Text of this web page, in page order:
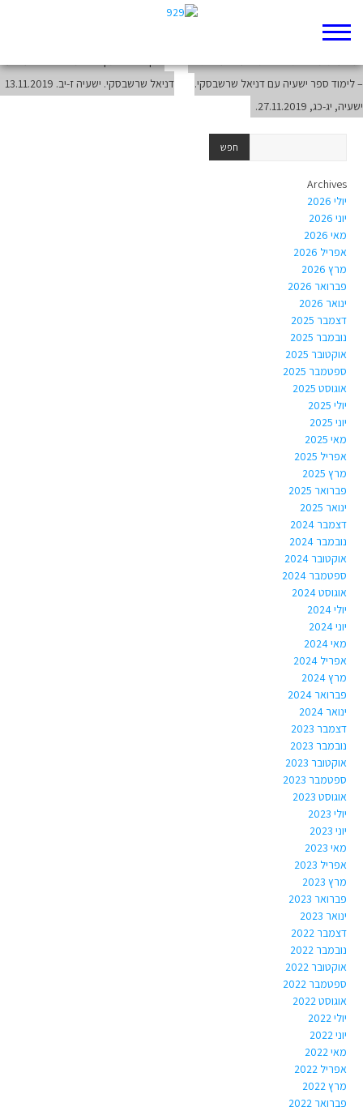
לימוד תנך כזהות: שיעור לסטודנטים מכרם עם רעות פוקס. 27.11.2019
– לימוד ספר ישעיה עם דניאל שרשבסקי.
ישעיה, יג-כג, 27.11.2019.
דניאל שרשבסקי. ישעיה ז-יב. 13.11.2019
Archives
יולי 2026
יוני 2026
מאי 2026
אפריל 2026
מרץ 2026
פברואר 2026
ינואר 2026
דצמבר 2025
נובמבר 2025
אוקטובר 2025
ספטמבר 2025
אוגוסט 2025
יולי 2025
יוני 2025
מאי 2025
אפריל 2025
מרץ 2025
פברואר 2025
ינואר 2025
דצמבר 2024
נובמבר 2024
אוקטובר 2024
ספטמבר 2024
אוגוסט 2024
יולי 2024
יוני 2024
מאי 2024
אפריל 2024
מרץ 2024
פברואר 2024
ינואר 2024
דצמבר 2023
נובמבר 2023
אוקטובר 2023
ספטמבר 2023
אוגוסט 2023
יולי 2023
יוני 2023
מאי 2023
אפריל 2023
מרץ 2023
פברואר 2023
ינואר 2023
דצמבר 2022
נובמבר 2022
אוקטובר 2022
ספטמבר 2022
אוגוסט 2022
יולי 2022
יוני 2022
מאי 2022
אפריל 2022
מרץ 2022
פברואר 2022